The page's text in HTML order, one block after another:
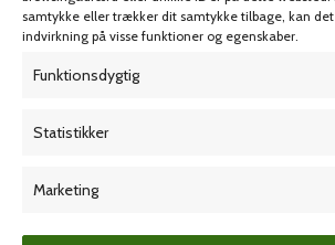
samtykke eller trækker dit samtykke tilbage, kan
indvirkning på visse funktioner og egenskaber.
Funktionsdygtig
Statistikker
Marketing
Ordrer
Adresser
Favoritliste
Bliv